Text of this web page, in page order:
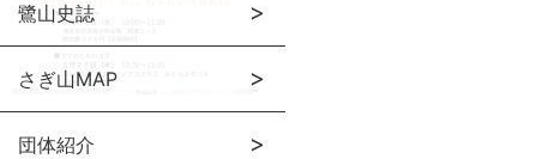
鷺山史誌
さぎ山MAP
団体紹介